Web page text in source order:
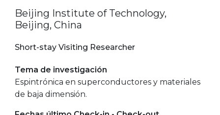
Beijing Institute of Technology,
Beijing, China
Short-stay Visiting Researcher
Tema de investigación
Espintrónica en superconductores y materiales
de baja dimensión.